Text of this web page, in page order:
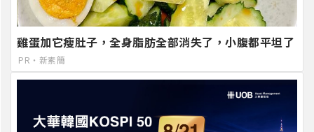
雞蛋加它瘦肚子，全身脂肪全部消失了，小腹都平坦了
PR・新素簡